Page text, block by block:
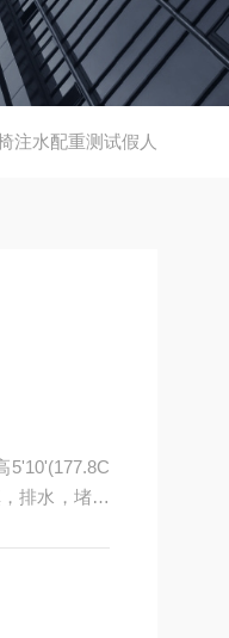
注水配重测试假人
排水，堵塞